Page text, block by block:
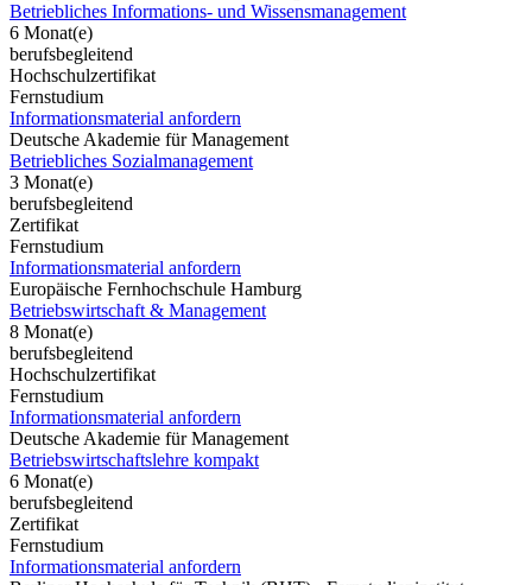
Betriebliches Informations- und Wissensmanagement
6 Monat(e)
berufsbegleitend
Hochschulzertifikat
Fernstudium
Informationsmaterial anfordern
Deutsche Akademie für Management
Betriebliches Sozialmanagement
3 Monat(e)
berufsbegleitend
Zertifikat
Fernstudium
Informationsmaterial anfordern
Europäische Fernhochschule Hamburg
Betriebswirtschaft & Management
8 Monat(e)
berufsbegleitend
Hochschulzertifikat
Fernstudium
Informationsmaterial anfordern
Deutsche Akademie für Management
Betriebswirtschaftslehre kompakt
6 Monat(e)
berufsbegleitend
Zertifikat
Fernstudium
Informationsmaterial anfordern